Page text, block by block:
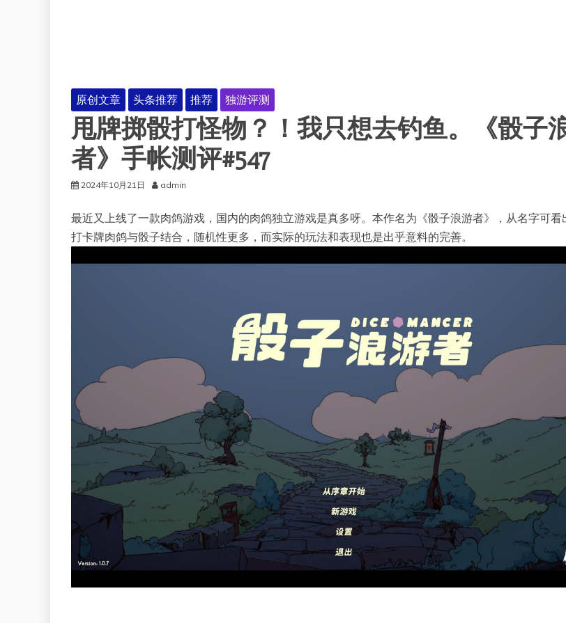
原创文章 头条推荐 推荐 独游评测
甩牌掷骰打怪物？！我只想去钓鱼。《骰子
者》手帐测评#547
2024年10月21日 admin
最近又上线了一款肉鸽游戏，国内的肉鸽独立游戏是真多呀。本作名为《骰子浪游者》，从名字可看
打卡牌肉鸽与骰子结合，随机性更多，而实际的玩法和表现也是出乎意料的完善。